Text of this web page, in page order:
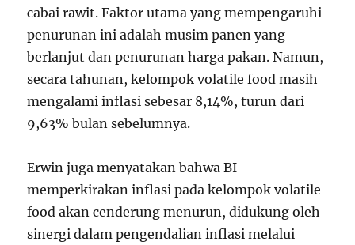
cabai rawit. Faktor utama yang mempengaruhi
penurunan ini adalah musim panen yang
berlanjut dan penurunan harga pakan. Namun,
secara tahunan, kelompok volatile food masih
mengalami inflasi sebesar 8,14%, turun dari
9,63% bulan sebelumnya.
Erwin juga menyatakan bahwa BI
memperkirakan inflasi pada kelompok volatile
food akan cenderung menurun, didukung oleh
sinergi dalam pengendalian inflasi melalui